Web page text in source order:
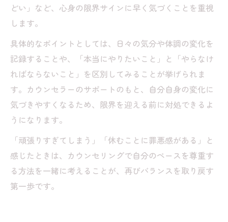
どい」など、心身の限界サインに早く気づくことを重視
します。
具体的なポイントとしては、日々の気分や体調の変化を
記録することや、「本当にやりたいこと」と「やらなけ
ればならないこと」を区別してみることが挙げられま
す。カウンセラーのサポートのもと、自分自身の変化に
気づきやすくなるため、限界を迎える前に対処できるよ
うになります。
「頑張りすぎてしまう」「休むことに罪悪感がある」と
感じたときは、カウンセリングで自分のペースを尊重す
る方法を一緒に考えることが、再びバランスを取り戻す
第一歩です。